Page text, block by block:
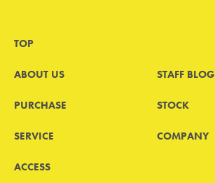
TOP
ABOUT US STAFF BLOG
PURCHASE STOCK
SERVICE COMPANY
ACCESS